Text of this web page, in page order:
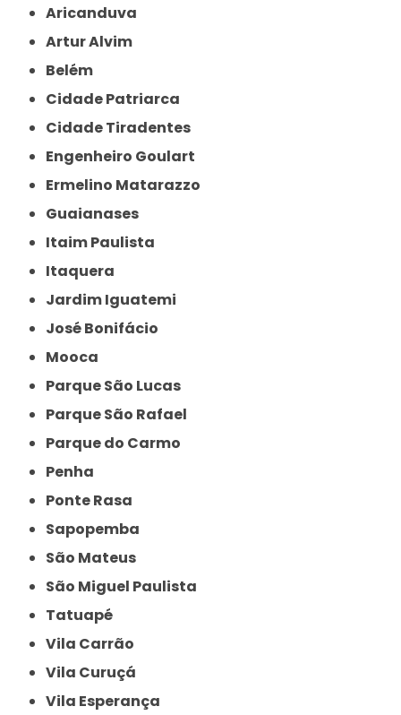
Aricanduva
Artur Alvim
Belém
Cidade Patriarca
Cidade Tiradentes
Engenheiro Goulart
Ermelino Matarazzo
Guaianases
Itaim Paulista
Itaquera
Jardim Iguatemi
José Bonifácio
Mooca
Parque São Lucas
Parque São Rafael
Parque do Carmo
Penha
Ponte Rasa
Sapopemba
São Mateus
São Miguel Paulista
Tatuapé
Vila Carrão
Vila Curuçá
Vila Esperança